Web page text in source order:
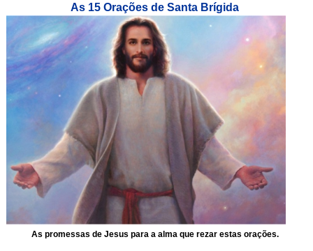
As 15 Orações de Santa Brígida
As promessas de Jesus para a alma que rezar estas orações.